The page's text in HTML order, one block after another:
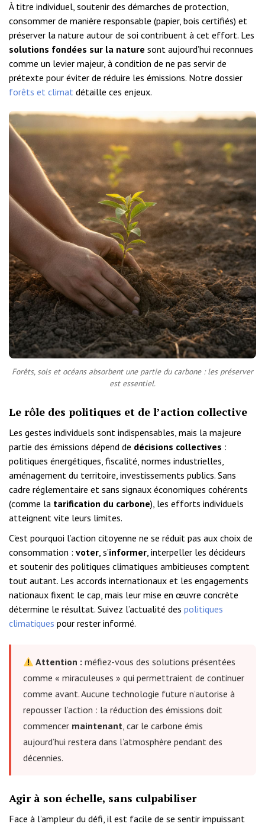
À titre individuel, soutenir des démarches de protection,
consommer de manière responsable (papier, bois certifiés) et
préserver la nature autour de soi contribuent à cet effort. Les
solutions fondées sur la nature sont aujourd’hui reconnues
comme un levier majeur, à condition de ne pas servir de
prétexte pour éviter de réduire les émissions. Notre dossier
forêts et climat détaille ces enjeux.
Forêts, sols et océans absorbent une partie du carbone : les préserver
est essentiel.
Le rôle des politiques et de l’action collective
Les gestes individuels sont indispensables, mais la majeure
partie des émissions dépend de décisions collectives :
politiques énergétiques, fiscalité, normes industrielles,
aménagement du territoire, investissements publics. Sans
cadre réglementaire et sans signaux économiques cohérents
(comme la tarification du carbone), les efforts individuels
atteignent vite leurs limites.
C’est pourquoi l’action citoyenne ne se réduit pas aux choix de
consommation : voter, s’informer, interpeller les décideurs
et soutenir des politiques climatiques ambitieuses comptent
tout autant. Les accords internationaux et les engagements
nationaux fixent le cap, mais leur mise en œuvre concrète
détermine le résultat. Suivez l’actualité des politiques
climatiques pour rester informé.
Attention : méfiez-vous des solutions présentées
comme « miraculeuses » qui permettraient de continuer
comme avant. Aucune technologie future n’autorise à
repousser l’action : la réduction des émissions doit
commencer maintenant, car le carbone émis
aujourd’hui restera dans l’atmosphère pendant des
décennies.
Agir à son échelle, sans culpabiliser
Face à l’ampleur du défi, il est facile de se sentir impuissant